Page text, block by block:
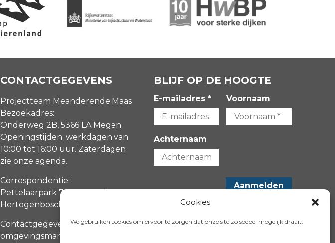
Cookies
We gebruiken cookies om ervoor te zorgen dat onze site zo soepel mogelijk draait.
CONTACTGEGEVENS
Projectteam Meanderende Maas
Bezoekadres:
Onderweg 2B, 5366 LA Megen
Openingstijden: werkdagen van
10:00 tot 16:00 uur. Zaterdagen
zie onze agenda.
Correspondentie:
Pettelaarpark 70, 5216 PP ‘s-
Hertogenbosch
Contactgegevens
omgevingsmanagers
BLIJF OP DE HOOGTE
E-mailadres * Voornaam
Achternaam